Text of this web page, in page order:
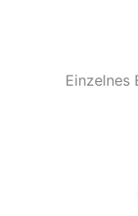
Einzelnes